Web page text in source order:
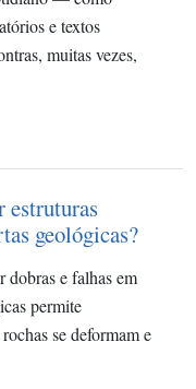
e textos
muitas vezes,
estruturas
geológicas?​
dobras e falhas em
permite
se deformam e